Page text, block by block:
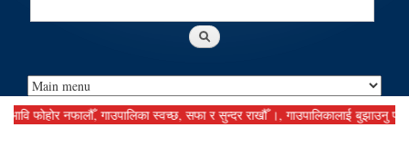
फोहोर नफालौँ, गाउपालिका स्वच्छ, सफा र सुन्दर राखौँ ।, गाउपालिकालाई बुझाउनु पर्ने